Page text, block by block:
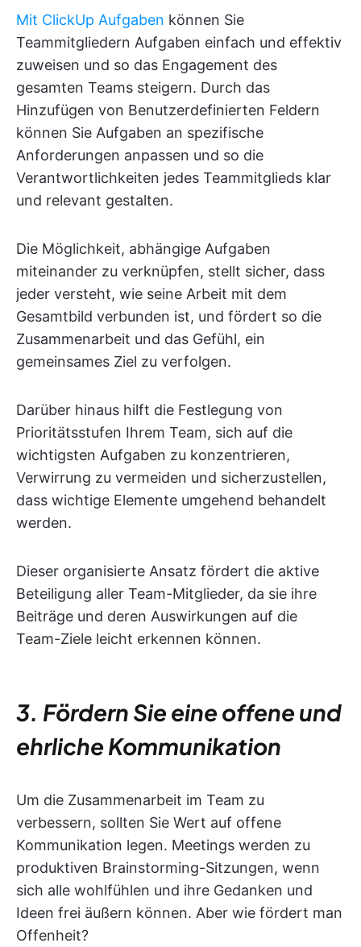
Mit ClickUp Aufgaben können Sie
Teammitgliedern Aufgaben einfach und effektiv
zuweisen und so das Engagement des
gesamten Teams steigern. Durch das
Hinzufügen von Benutzerdefinierten Feldern
können Sie Aufgaben an spezifische
Anforderungen anpassen und so die
Verantwortlichkeiten jedes Teammitglieds klar
und relevant gestalten.
Die Möglichkeit, abhängige Aufgaben
miteinander zu verknüpfen, stellt sicher, dass
jeder versteht, wie seine Arbeit mit dem
Gesamtbild verbunden ist, und fördert so die
Zusammenarbeit und das Gefühl, ein
gemeinsames Ziel zu verfolgen.
Darüber hinaus hilft die Festlegung von
Prioritätsstufen Ihrem Team, sich auf die
wichtigsten Aufgaben zu konzentrieren,
Verwirrung zu vermeiden und sicherzustellen,
dass wichtige Elemente umgehend behandelt
werden.
Dieser organisierte Ansatz fördert die aktive
Beteiligung aller Team-Mitglieder, da sie ihre
Beiträge und deren Auswirkungen auf die
Team-Ziele leicht erkennen können.
3. Fördern Sie eine offene und
ehrliche Kommunikation
Um die Zusammenarbeit im Team zu
verbessern, sollten Sie Wert auf offene
Kommunikation legen. Meetings werden zu
produktiven Brainstorming-Sitzungen, wenn
sich alle wohlfühlen und ihre Gedanken und
Ideen frei äußern können. Aber wie fördert man
Offenheit?